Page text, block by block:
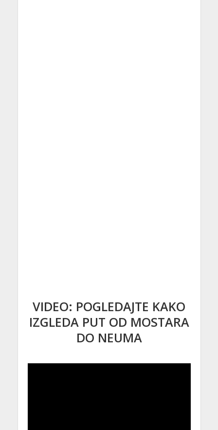
VIDEO: POGLEDAJTE KAKO
IZGLEDA PUT OD MOSTARA
DO NEUMA